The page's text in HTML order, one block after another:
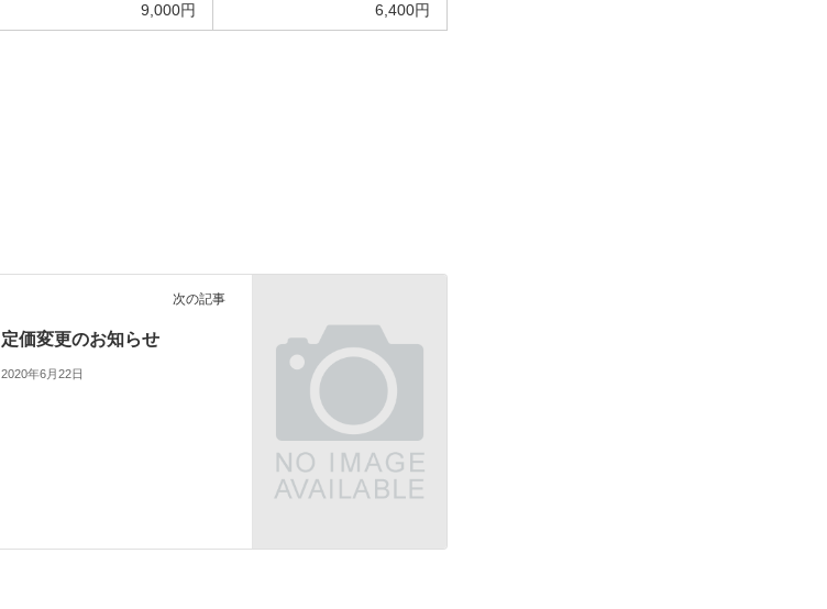
9,000円 6,400円
次の記事
定価変更のお知らせ
2020年6月22日